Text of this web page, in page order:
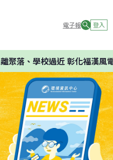
電子報 登入
落、學校過近 彰化福漢風電